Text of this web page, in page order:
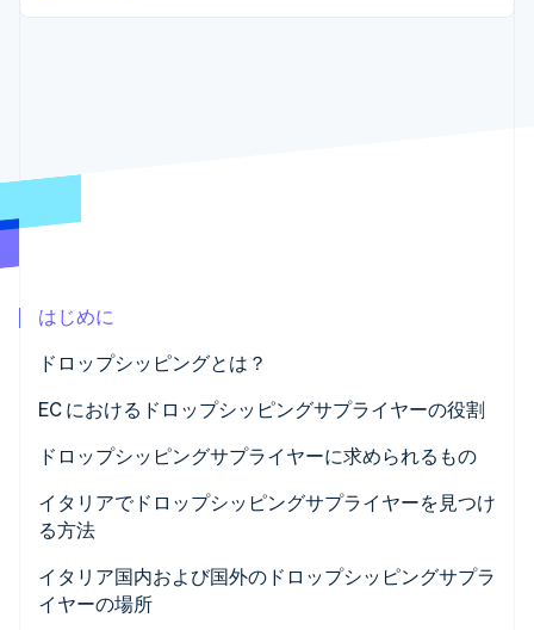
その他
スタートアップの企業設立
Stripe が AI の経済インフラをどのように構築しているかを
こちらをご覧ください
ビス
はじめに
ドロップシッピングとは？
EC におけるドロップシッピングサプライヤーの役割
ドロップシッピングサプライヤーに求められるもの
イタリアでドロップシッピングサプライヤーを見つけ
る方法
イタリア国内および国外のドロップシッピングサプラ
イヤーの場所